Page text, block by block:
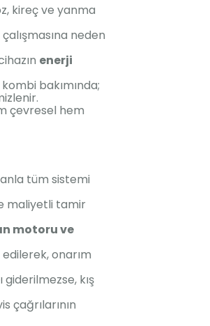
kireç ve yanma
neden
enerji
bakımında;
çevresel hem
tüm sistemi
maliyetli tamir
motoru ve
onarım
giderilmezse, kış
çağrılarının